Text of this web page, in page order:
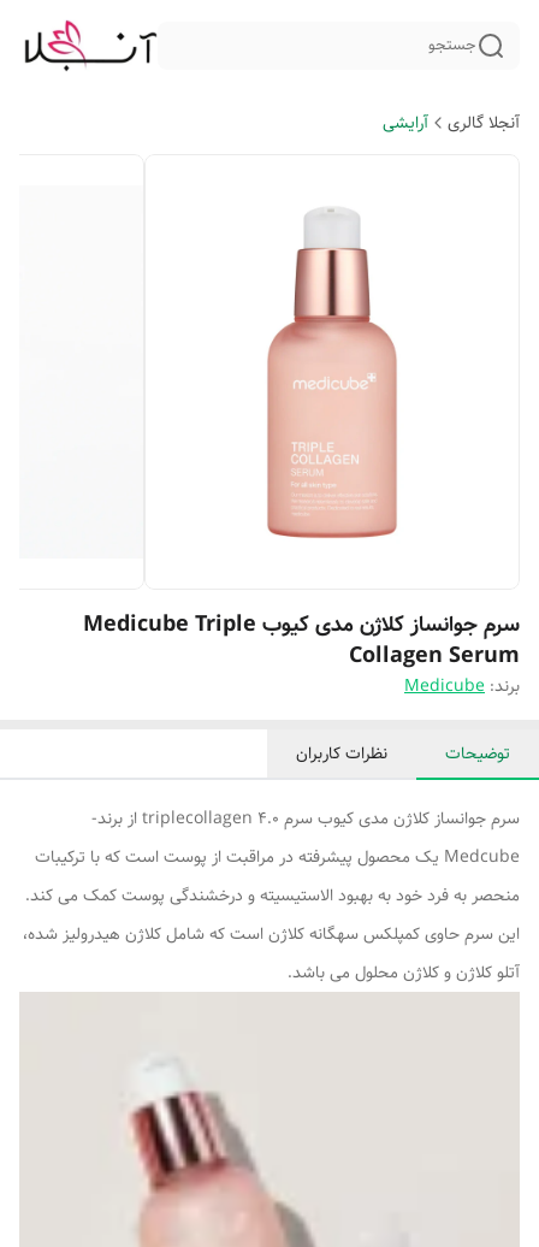
جستجو
آنجلا گالری آرایشی
سرم جوانساز کلاژن مدی کیوب Medicube Triple
Collagen Serum
برند: Medicube
توضیحات نظرات کاربران
سرم جوانساز کلاژن مدی کیوب سرم triplecollagen 4.0 از برند-
Medcube یک محصول پیشرفته در مراقبت از پوست است که با ترکیبات
منحصر به فرد خود به بهبود الاستیسیته و درخشندگی پوست کمک می کند.
این سرم حاوی کمپلکس سهگانه کلاژن است که شامل کلاژن هیدرولیز شده،
آتلو کلاژن و کلاژن محلول می باشد.